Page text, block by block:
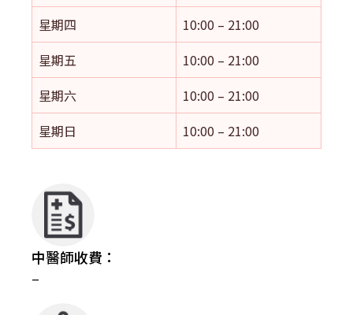
星期四
10:00 – 21:00
星期五
10:00 – 21:00
星期六
10:00 – 21:00
星期日
10:00 – 21:00
中醫師收費：
–